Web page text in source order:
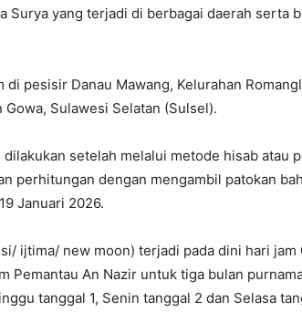
Surya yang terjadi di berbagai daerah serta
pesisir Danau Mawang, Kelurahan
Sulawesi Selatan (Sulsel).
dilakukan setelah melalui metode hisab atau
perhitungan dengan mengambil patokan
Januari 2026.
ijtima/ new moon) terjadi pada dini hari jam
Pemantau An Nazir untuk tiga bulan
tanggal 1, Senin tanggal 2 dan Selasa